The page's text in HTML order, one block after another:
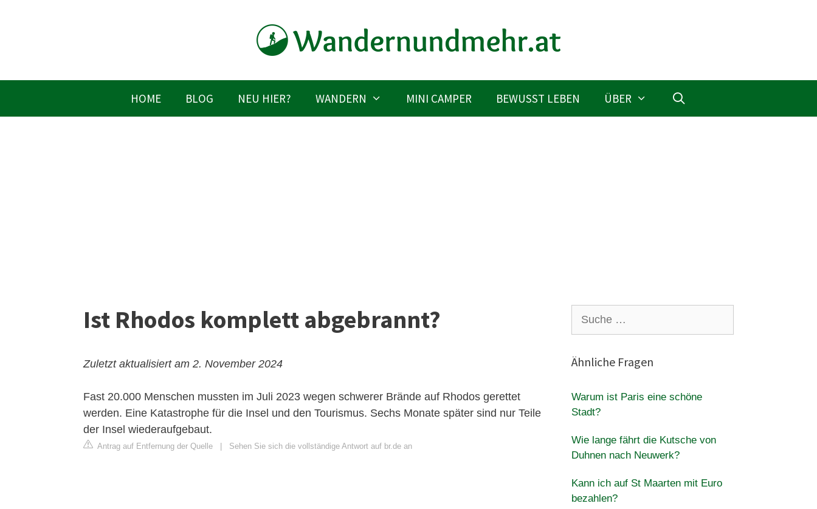
HOME BLOG NEU HIER? WANDERN MINI CAMPER BEWUSST LEBEN ÜBER
Ist Rhodos komplett abgebrannt?
Zuletzt aktualisiert am 2. November 2024
Fast 20.000 Menschen mussten im Juli 2023 wegen schwerer Brände auf Rhodos gerettet
werden. Eine Katastrophe für die Insel und den Tourismus. Sechs Monate später sind nur Teile
der Insel wiederaufgebaut.
Antrag auf Entfernung der Quelle Sehen Sie sich die vollständige Antwort auf br.de an
nach:
Ähnliche Fragen
Warum ist Paris eine schöne
Stadt?
Wie lange fährt die Kutsche von
Duhnen nach Neuwerk?
Kann ich auf St Maarten mit Euro
bezahlen?